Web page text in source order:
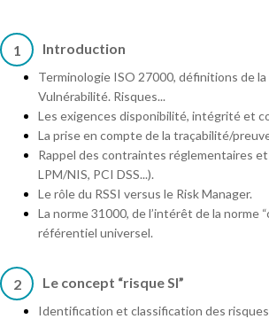
1 Introduction
Terminologie ISO 27000, définitions de la
Vulnérabilité. Risques...
Les exigences disponibilité, intégrité et
La prise en compte de la traçabilité/
Rappel des contraintes réglementaires
LPM/NIS, PCI DSS...).
Le rôle du RSSI versus le Risk Manager.
La norme 31000, de l’intérêt de la norme
référentiel universel.
2 Le concept “risque SI”
Identification et classification des